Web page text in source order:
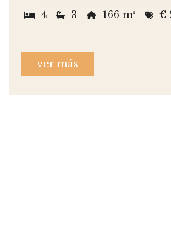
4 3 166 m² €
ver más